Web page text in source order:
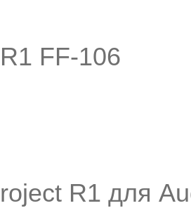
FF-106
R1 для